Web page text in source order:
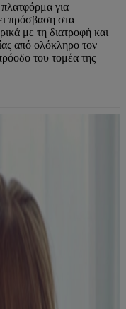
πλατφόρμα για
πρόσβαση στα
με τη διατροφή και
από ολόκληρο τον
του τομέα της